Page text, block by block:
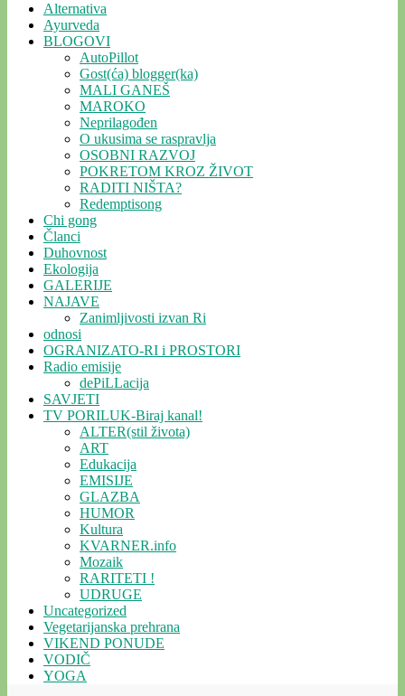
Alternativa
Ayurveda
BLOGOVI
AutoPillot
Gost(ća) blogger(ka)
MALI GANEŠ
MAROKO
Neprilagođen
O ukusima se raspravlja
OSOBNI RAZVOJ
POKRETOM KROZ ŽIVOT
RADITI NIŠTA?
Redemptisong
Chi gong
Članci
Duhovnost
Ekologija
GALERIJE
NAJAVE
Zanimljivosti izvan Ri
odnosi
OGRANIZATO-RI i PROSTORI
Radio emisije
dePiLLacija
SAVJETI
TV PORILUK-Biraj kanal!
ALTER(stil života)
ART
Edukacija
EMISIJE
GLAZBA
HUMOR
Kultura
KVARNER.info
Mozaik
RARITETI !
UDRUGE
Uncategorized
Vegetarijanska prehrana
VIKEND PONUDE
VODIČ
YOGA